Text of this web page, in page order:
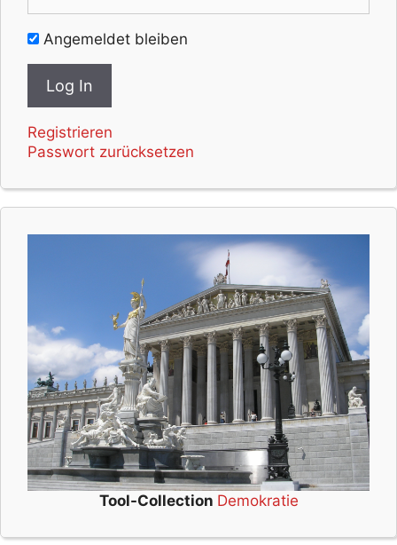
Angemeldet bleiben
Registrieren
Passwort zurücksetzen
Tool-Collection Demokratie